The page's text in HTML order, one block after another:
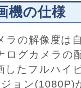
機の仕様
ラの解像度は
ログカメラの
したフルハイ
ョン(1080P)